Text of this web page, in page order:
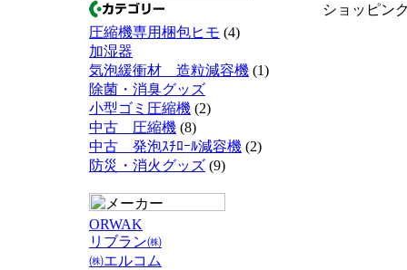
圧縮機専用梱包ヒモ (4)
加湿器
気泡緩衝材 造粒減容機 (1)
除菌・消臭グッズ
小型ゴミ圧縮機 (2)
中古 圧縮機 (8)
中古 発泡ｽﾁﾛｰﾙ減容機 (2)
防災・消火グッズ (9)
ORWAK
リブラン㈱
㈱エルコム
ショッピン